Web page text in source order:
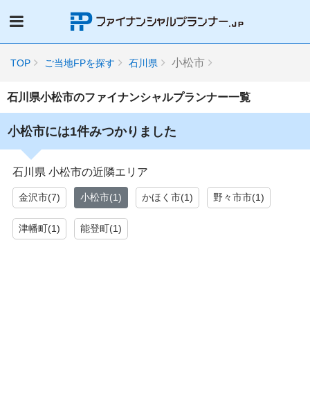
TOP ご当地FPを探す 石川県 小松市
石川県小松市のファイナンシャルプランナー一覧
小松市には1件みつかりました
石川県 小松市の近隣エリア
金沢市(7) 小松市(1) かほく市(1) 野々市市(1)
津幡町(1) 能登町(1)